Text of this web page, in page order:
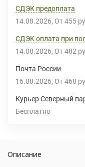
СДЭК предоплата
14.08.2026 От 455
СДЭК оплата при
14.08.2026 От 482
Почта России
16.08.2026 От 468
Курьер Северный
Бесплатно
Описание